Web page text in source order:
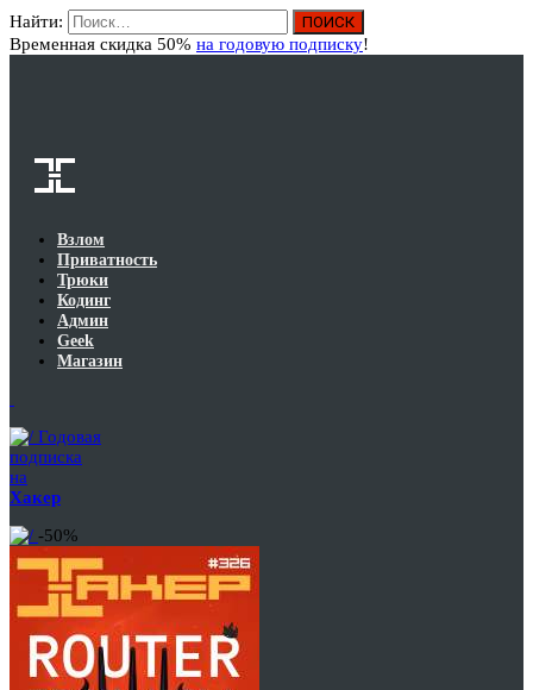
Найти:
Временная скидка 50% на годовую подписку!
Взлом
Приватность
Трюки
Кодинг
Админ
Geek
Магазин
Годовая
подписка
на
Хакер
-50%